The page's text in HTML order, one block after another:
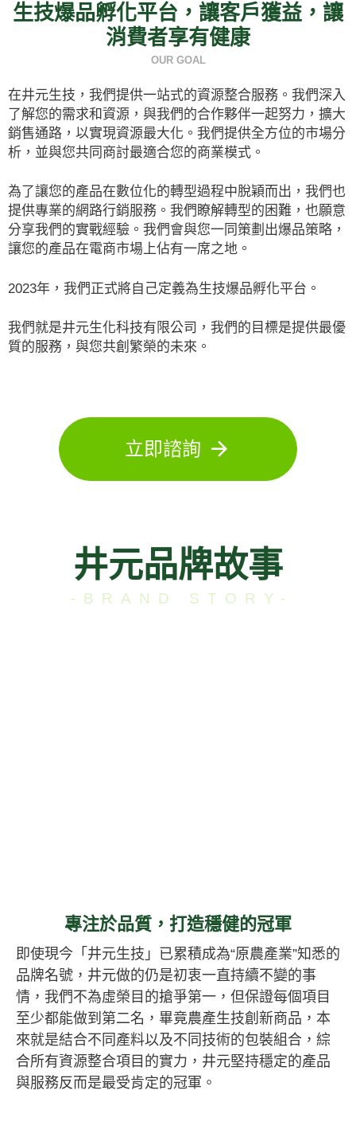
生技爆品孵化平台，讓客戶獲益，讓
消費者享有健康
OUR GOAL
在井元生技，我們提供一站式的資源整合服務。我們深入
了解您的需求和資源，與我們的合作夥伴一起努力，擴大
銷售通路，以實現資源最大化。我們提供全方位的市場分
析，並與您共同商討最適合您的商業模式。
為了讓您的產品在數位化的轉型過程中脫穎而出，我們也
提供專業的網路行銷服務。我們瞭解轉型的困難，也願意
分享我們的實戰經驗。我們會與您一同策劃出爆品策略，
讓您的產品在電商市場上佔有一席之地。
2023年，我們正式將自己定義為生技爆品孵化平台。
我們就是井元生化科技有限公司
，我們的目標是提供最優
質的服務，與您共創繁榮的未來。
立即諮詢
井元品牌故事
-BRAND STORY-
專注於品質，打造穩健的冠軍
即使現今「井元生技」已累積成為“原農產業”知悉的
品牌名號，井元做的仍是初衷一直持續不變的事
情，我們不為虛榮目的搶爭第一，但保證每個項目
至少都能做到第二名，畢竟農產生技創新商品，本
來就是結合不同產料以及不同技術的包裝組合，綜
合所有資源整合項目的實力，井元堅持穩定的產品
與服務反而是最受肯定的冠軍。